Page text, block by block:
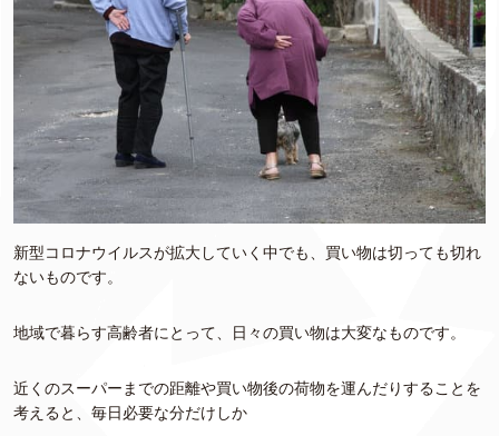
新型コロナウイルスが拡大していく中でも、買い物は切っても切れ
ないものです。
地域で暮らす高齢者にとって、日々の買い物は大変なものです。
近くのスーパーまでの距離や買い物後の荷物を運んだりすることを
考えると、毎日必要な分だけしか